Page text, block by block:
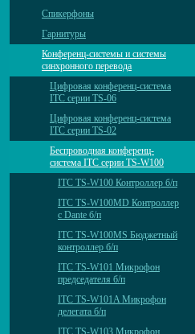
Спикерфоны
Гарнитуры
Конференц-системы и системы
синхронного перевода
Цифровая конференц-система
ITC серии TS-06
Цифровая конференц-система
ITC серии TS-02
Беспроводная конференц-
система ITC серии TS-W100
ITC TS-W100 Контроллер б/п
ITC TS-W100MD Контроллер
с Dante б/п
ITC TS-W100MS Бюджетный
контроллер б/п
ITC TS-W101 Микрофон
председателя б/п
ITC TS-W101A Микрофон
делегата б/п
ITC TS-W103 Микрофон